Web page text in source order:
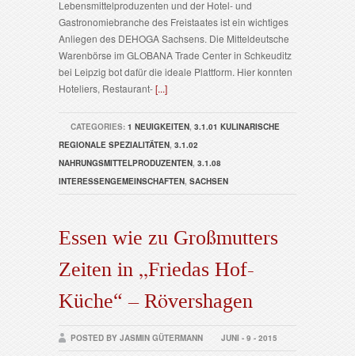
Lebensmittelproduzenten und der Hotel- und
Gastronomiebranche des Freistaates ist ein wichtiges
Anliegen des DEHOGA Sachsens. Die Mitteldeutsche
Warenbörse im GLOBANA Trade Center in Schkeuditz
bei Leipzig bot dafür die ideale Plattform. Hier konnten
Hoteliers, Restaurant-[...]
CATEGORIES: 1 NEUIGKEITEN, 3.1.01 KULINARISCHE
REGIONALE SPEZIALITÄTEN, 3.1.02
NAHRUNGSMITTELPRODUZENTEN, 3.1.08
INTERESSENGEMEINSCHAFTEN, SACHSEN
Essen wie zu Großmutters
Zeiten in „Friedas Hof-
Küche“ – Rövershagen
POSTED BY JASMIN GÜTERMANN JUNI - 9 - 2015